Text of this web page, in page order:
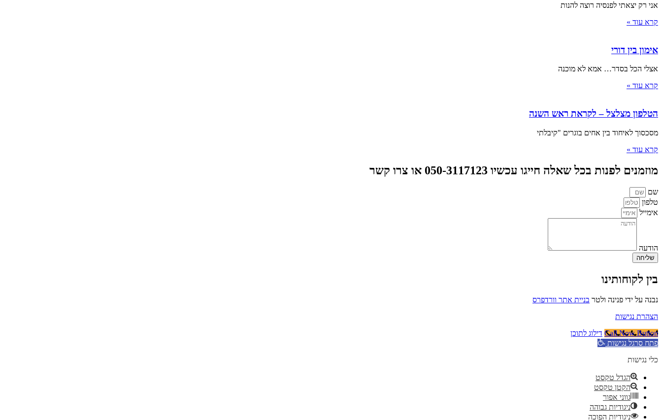
אני רק יצאתי לפנסיה רוצה להנות
קרא עוד »
אימון בין דורי
אצלי הכל בסדר… אמא לא מוכנה
קרא עוד »
הטלפון מצלצל – לקראת ראש השנה
מסכסוך לאיחוד בין אחים בוגרים "קיבלתי
קרא עוד »
מוזמנים לפנות בכל שאלה חייגו עכשיו 050-3117123 או צרו קשר
שם
טלפון
אימייל
הודעה
שליחה
בין לקוחותינו
נבנה על ידי פנינה ולטר בניית אתר וורדפרס
הצהרת נגישות
Call Now Button דילוג לתוכן
פתח סרגל נגישות
כלי נגישות
הגדל טקסט
הקטן טקסט
גווני אפור
ניגודיות גבוהה
ניגודיות הפוכה